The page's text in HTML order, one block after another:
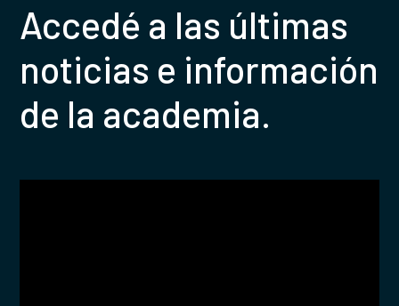
Accedé a las últimas
noticias e información
de la academia.